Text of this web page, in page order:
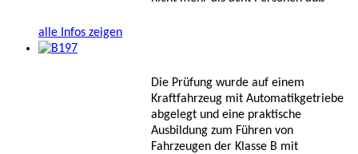
alle Infos zeigen
Die Prüfung wurde auf einem
Kraftfahrzeug mit Automatikgetriebe
abgelegt und eine praktische
Ausbildung zum Führen von
Fahrzeugen der Klasse B mit